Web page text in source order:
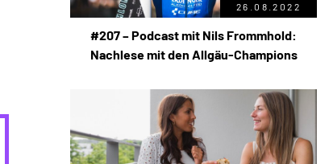
26.08.2022
#207 – Podcast mit Nils Frommhold:
Nachlese mit den Allgäu-Champions